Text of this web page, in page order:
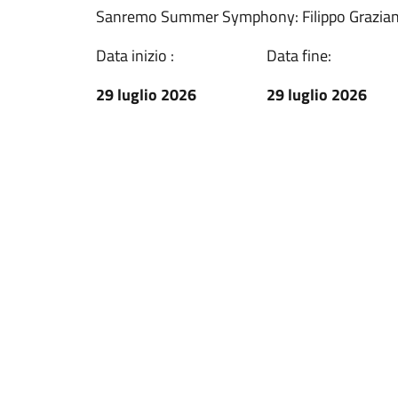
Sanremo Summer Symphony: Filippo
Data inizio :
29 luglio 2026
Data fine:
29 luglio 2026